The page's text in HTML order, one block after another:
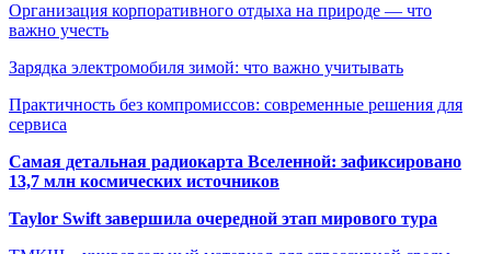
Организация корпоративного отдыха на природе — что
важно учесть
Зарядка электромобиля зимой: что важно учитывать
Практичность без компромиссов: современные решения для
сервиса
Самая детальная радиокарта Вселенной: зафиксировано
13,7 млн космических источников
Taylor Swift завершила очередной этап мирового тура